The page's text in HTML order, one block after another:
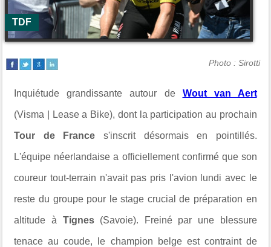
TDF
Photo : Sirotti
Inquiétude grandissante autour de Wout van Aert
(Visma | Lease a Bike), dont la participation au prochain
Tour de France s'inscrit désormais en pointillés.
L'équipe néerlandaise a officiellement confirmé que son
coureur tout-terrain n'avait pas pris l'avion lundi avec le
reste du groupe pour le stage crucial de préparation en
altitude à Tignes (Savoie). Freiné par une blessure
tenace au coude, le champion belge est contraint de